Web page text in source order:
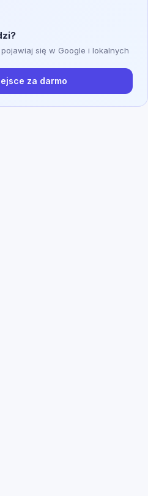
się w Google i lokalnych
za darmo